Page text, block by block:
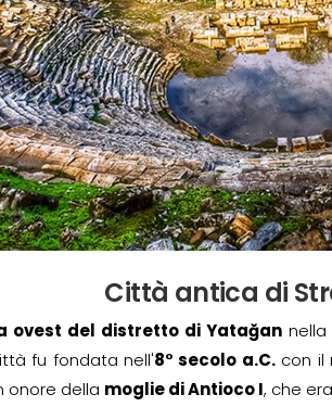
Città antica di
ovest del distretto di Yatağan nella
fu fondata nell'8° secolo a.C.con il
onore della moglie di Antioco I, che